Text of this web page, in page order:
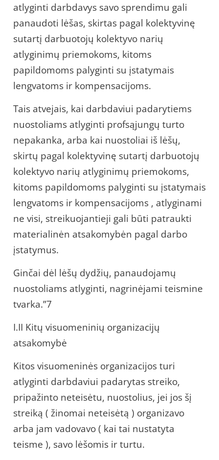
atlyginti darbdavys savo sprendimu gali
panaudoti lėšas, skirtas pagal kolektyvinę
sutartį darbuotojų kolektyvo narių
atlyginimų priemokoms, kitoms
papildomoms palyginti su įstatymais
lengvatoms ir kompensacijoms.
Tais atvejais, kai darbdaviui padarytiems
nuostoliams atlyginti profsąjungų turto
nepakanka, arba kai nuostoliai iš lėšų,
skirtų pagal kolektyvinę sutartį darbuotojų
kolektyvo narių atlyginimų priemokoms,
kitoms papildomoms palyginti su įstatymais
lengvatoms ir kompensacijoms , atlyginami
ne visi, streikuojantieji gali būti patraukti
materialinėn atsakomybėn pagal darbo
įstatymus.
Ginčai dėl lėšų dydžių, panaudojamų
nuostoliams atlyginti, nagrinėjami teismine
tvarka.”7
I.II Kitų visuomeninių organizacijų
atsakomybė
Kitos visuomeninės organizacijos turi
atlyginti darbdaviui padarytas streiko,
pripažinto neteisėtu, nuostolius, jei jos šį
streiką ( žinomai neteisėtą ) organizavo
arba jam vadovavo ( kai tai nustatyta
teisme ), savo lėšomis ir turtu.